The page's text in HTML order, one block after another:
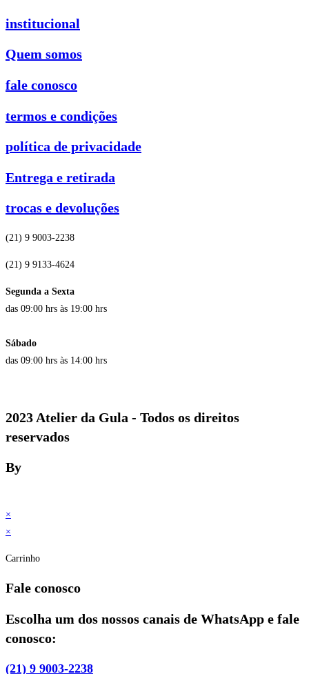
institucional
Quem somos
fale conosco
termos e condições
política de privacidade
Entrega e retirada
trocas e devoluções
(21) 9 9003-2238
(21) 9 9133-4624
Segunda a Sexta
das 09:00 hrs às 19:00 hrs
Sábado
das 09:00 hrs às 14:00 hrs
2023 Atelier da Gula - Todos os direitos
reservados
By
×
×
Carrinho
Fale conosco
Escolha um dos nossos canais de WhatsApp e fale
conosco:
(21) 9 9003-2238